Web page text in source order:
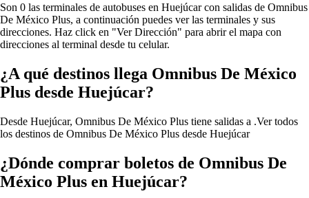
Son 0 las terminales de autobuses en Huejúcar con salidas de Omnibus
De México Plus, a continuación puedes ver las terminales y sus
direcciones. Haz click en "Ver Dirección" para abrir el mapa con
direcciones al terminal desde tu celular.
¿A qué destinos llega Omnibus De México
Plus desde Huejúcar?
Desde Huejúcar, Omnibus De México Plus tiene salidas a .Ver todos
los destinos de Omnibus De México Plus desde Huejúcar
¿Dónde comprar boletos de Omnibus De
México Plus en Huejúcar?